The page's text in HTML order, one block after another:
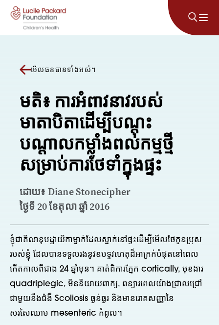
រំលងទៅមាតិកា
មើលធនធានទាំងអស់។
មតិ៖ ការអំពាវនាវរបស់
មាតាបិតាដើម្បីបណ្តុះ
បណ្តាលកម្លាំងពលកម្មថ្មី
សម្រាប់ការថែទាំក្នុងផ្ទះ
ដោយ៖ Diane Stonecipher
ថ្ងៃទី 20 ខែតុលា ឆ្នាំ 2016
ខ្ញុំជាគិលានុបដ្ឋាយិកាម្នាក់ដែលស្នាក់នៅផ្ទះដើម្បីមើលថែកូនប្រុស
របស់ខ្ញុំ ដែលបានទទួលរងនូវឧបទ្ទវហេតុដ៏អាក្រក់បំផុតនៅពេល
កើតកាលពីជាង 24 ឆ្នាំមុន។ គាត់ពិការភ្នែក cortically, មុខងារ
quadriplegic, មិននិយាយពាក្យ, ពន្យារពេលយ៉ាងជ្រាលជ្រៅ
ជាមួយនឹងជំងឺ Scoliosis ធ្ងន់ធ្ងរ និងមានរោគសញ្ញានៃ
សរសៃឈាម mesenteric កំពូល។